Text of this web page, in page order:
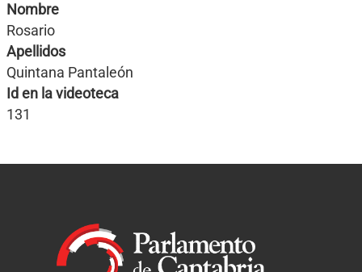
Nombre
Rosario
Apellidos
Quintana Pantaleón
Id en la videoteca
131